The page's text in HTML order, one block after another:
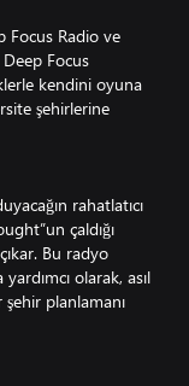
Focus Radio ve
Focus
kendini oyuna
şehirlerine
rahatlatıcı
çaldığı
Bu radyo
olarak, asıl
planlamanı